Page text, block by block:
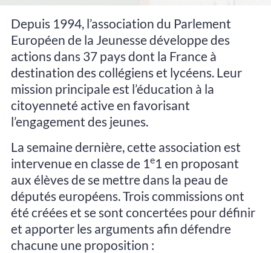
Depuis 1994, l’association du Parlement
Européen de la Jeunesse développe des
actions dans 37 pays dont la France à
destination des collégiens et lycéens. Leur
mission principale est l’éducation à la
citoyenneté active en favorisant
l’engagement des jeunes.
La semaine dernière, cette association est
intervenue en classe de 1 e1 en proposant
aux élèves de se mettre dans la peau de
députés européens. Trois commissions ont
été créées et se sont concertées pour définir
et apporter les arguments afin défendre
chacune une proposition :